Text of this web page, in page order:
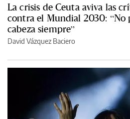
La crisis de Ceuta aviva las
contra el Mundial 2030: “No
cabeza siempre”
David Vázquez Baciero